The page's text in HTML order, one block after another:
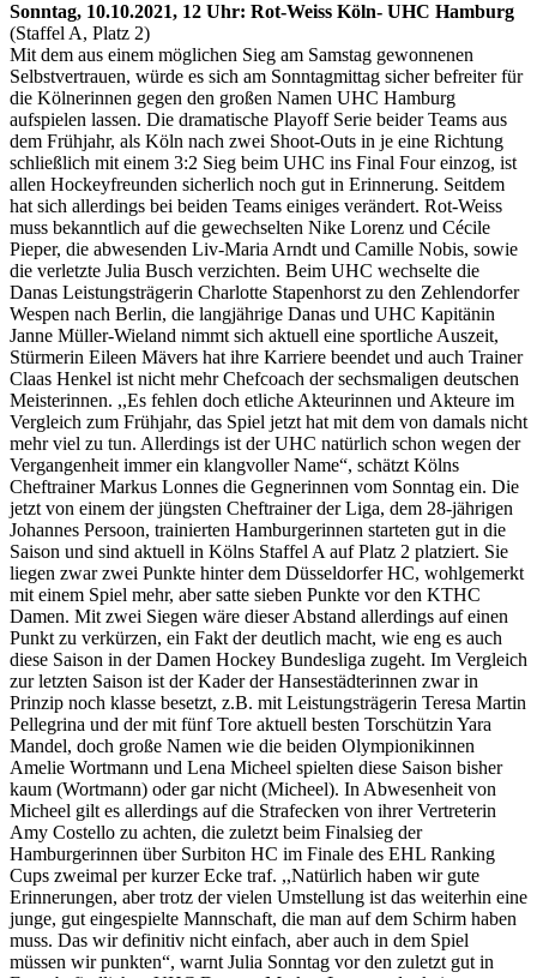
Sonntag, 10.10.2021, 12 Uhr: Rot-Weiss Köln- UHC Hamburg
(Staffel A, Platz 2)
Mit dem aus einem möglichen Sieg am Samstag gewonnenen
Selbstvertrauen, würde es sich am Sonntagmittag sicher befreiter für
die Kölnerinnen gegen den großen Namen UHC Hamburg
aufspielen lassen. Die dramatische Playoff Serie beider Teams aus
dem Frühjahr, als Köln nach zwei Shoot-Outs in je eine Richtung
schließlich mit einem 3:2 Sieg beim UHC ins Final Four einzog, ist
allen Hockeyfreunden sicherlich noch gut in Erinnerung. Seitdem
hat sich allerdings bei beiden Teams einiges verändert. Rot-Weiss
muss bekanntlich auf die gewechselten Nike Lorenz und Cécile
Pieper, die abwesenden Liv-Maria Arndt und Camille Nobis, sowie
die verletzte Julia Busch verzichten. Beim UHC wechselte die
Danas Leistungsträgerin Charlotte Stapenhorst zu den Zehlendorfer
Wespen nach Berlin, die langjährige Danas und UHC Kapitänin
Janne Müller-Wieland nimmt sich aktuell eine sportliche Auszeit,
Stürmerin Eileen Mävers hat ihre Karriere beendet und auch Trainer
Claas Henkel ist nicht mehr Chefcoach der sechsmaligen deutschen
Meisterinnen. ,,Es fehlen doch etliche Akteurinnen und Akteure im
Vergleich zum Frühjahr, das Spiel jetzt hat mit dem von damals nicht
mehr viel zu tun. Allerdings ist der UHC natürlich schon wegen der
Vergangenheit immer ein klangvoller Name“, schätzt Kölns
Cheftrainer Markus Lonnes die Gegnerinnen vom Sonntag ein. Die
jetzt von einem der jüngsten Cheftrainer der Liga, dem 28-jährigen
Johannes Persoon, trainierten Hamburgerinnen starteten gut in die
Saison und sind aktuell in Kölns Staffel A auf Platz 2 platziert. Sie
liegen zwar zwei Punkte hinter dem Düsseldorfer HC, wohlgemerkt
mit einem Spiel mehr, aber satte sieben Punkte vor den KTHC
Damen. Mit zwei Siegen wäre dieser Abstand allerdings auf einen
Punkt zu verkürzen, ein Fakt der deutlich macht, wie eng es auch
diese Saison in der Damen Hockey Bundesliga zugeht. Im Vergleich
zur letzten Saison ist der Kader der Hansestädterinnen zwar in
Prinzip noch klasse besetzt, z.B. mit Leistungsträgerin Teresa Martin
Pellegrina und der mit fünf Tore aktuell besten Torschützin Yara
Mandel, doch große Namen wie die beiden Olympionikinnen
Amelie Wortmann und Lena Micheel spielten diese Saison bisher
kaum (Wortmann) oder gar nicht (Micheel). In Abwesenheit von
Micheel gilt es allerdings auf die Strafecken von ihrer Vertreterin
Amy Costello zu achten, die zuletzt beim Finalsieg der
Hamburgerinnen über Surbiton HC im Finale des EHL Ranking
Cups zweimal per kurzer Ecke traf. ,,Natürlich haben wir gute
Erinnerungen, aber trotz der vielen Umstellung ist das weiterhin eine
junge, gut eingespielte Mannschaft, die man auf dem Schirm haben
muss. Das wir definitiv nicht einfach, aber auch in dem Spiel
müssen wir punkten“, warnt Julia Sonntag vor den zuletzt gut in